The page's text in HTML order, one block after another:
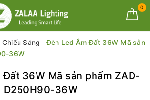
0
Chiếu Sáng
Đèn Led Âm Đất 36W Mã sản
36W
36W Mã sản phẩm ZAD-
D250H90-36W